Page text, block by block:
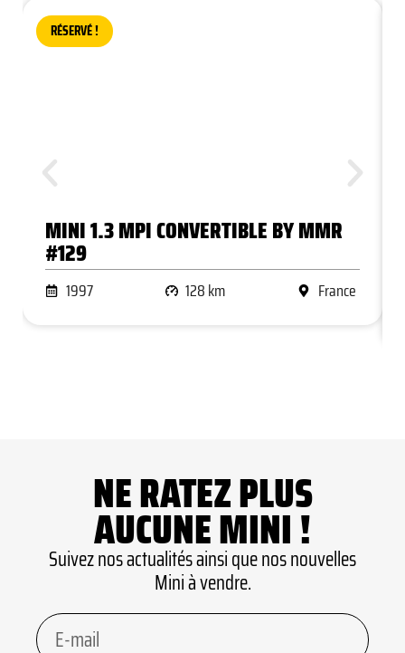
RÉSERVÉ !
MINI 1.3 MPI CONVERTIBLE BY MMR
#129
1997 128 km France
NE RATEZ PLUS
AUCUNE MINI !
Suivez nos actualités ainsi que nos nouvelles
Mini à vendre.